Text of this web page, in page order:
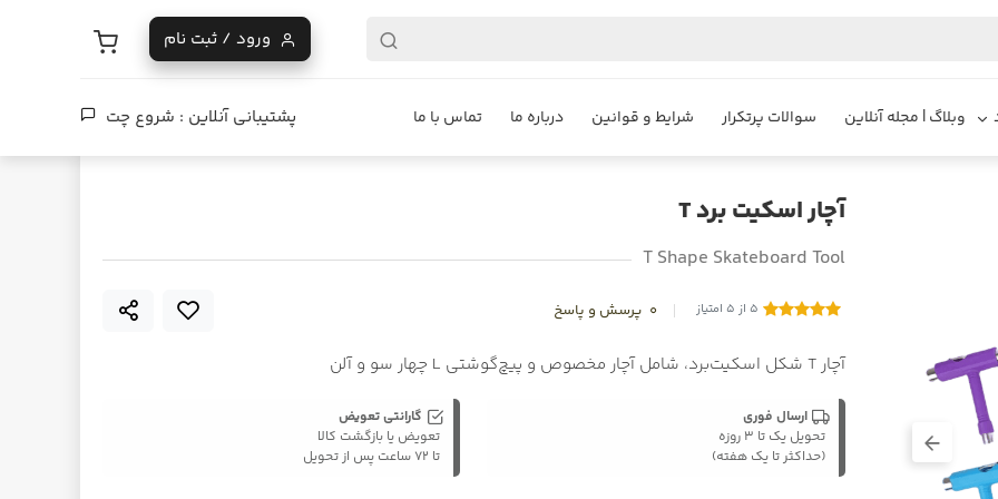
ورود / ثبت نام
وبلاگ | مجله آنلاین سوالات پرتکرار شرایط و قوانین درباره ما تماس با ما پشتیبانی آنلاین : شروع چت
آچار اسکیت برد T
T Shape Skateboard Tool
5 از 5 امتیاز 0 پرسش و پاسخ
آچار T شکل اسکیت‌برد، شامل آچار مخصوص و پیچ‌گوشتی L چهار سو و آلن
ارسال فوری
تحویل یک تا ۳ روزه
(حداکثر تا یک هفته)
گارانتی تعویض
تعویض یا بازگشت کالا
تا ۷۲ ساعت پس از تحویل